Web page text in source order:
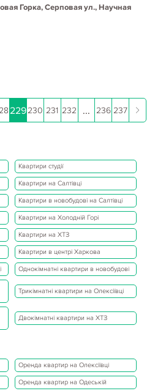
Горка, Серповая ул., Научная
229230 231 232 ... 236 237
Квартири студії
Квартири на Салтівці
Квартири в новобудові на Салтівці
Квартири на Холодній Горі
Квартири на ХТЗ
Квартири в центрі Харкова
Однокімнатні квартири в новобудові
Трикімнатні квартири на Олексіївці
Двокімнатні квартири на ХТЗ
Оренда квартир на Олексіївці
Оренда квартир на Одеській